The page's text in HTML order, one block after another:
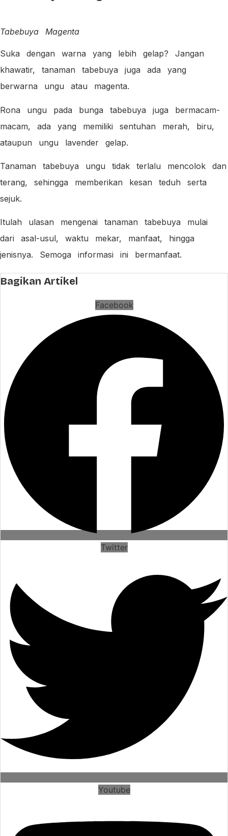
Tabebuya Magenta
Suka dengan warna yang lebih gelap? Jangan
khawatir, tanaman tabebuya juga ada yang
berwarna ungu atau magenta.
Rona ungu pada bunga tabebuya juga bermacam-
macam, ada yang memiliki sentuhan merah, biru,
ataupun ungu lavender gelap.
Tanaman tabebuya ungu tidak terlalu mencolok dan
terang, sehingga memberikan kesan teduh serta
sejuk.
Itulah ulasan mengenai tanaman tabebuya mulai
dari asal-usul, waktu mekar, manfaat, hingga
jenisnya. Semoga informasi ini bermanfaat.
Bagikan Artikel
Facebook
Twitter
Youtube